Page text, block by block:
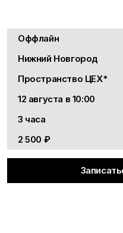
Оффлайн
Нижний Новгород
Пространство ЦЕХ*
12 августа в 10:00
3 часа
2 500 ₽